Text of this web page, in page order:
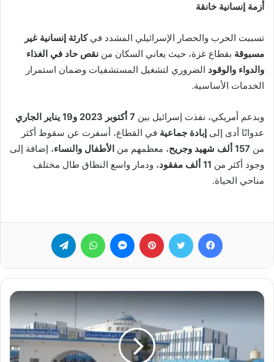
أزمة إنسانية خانقة
تسببت الحرب والحصار الإسرائيلي المشدد فيكارثة إنسانية غير
مسبوقة بقطاع غزة، حيث يعاني السكان من نقص حاد في الغذاء
والدواء والوقود الضروري لتشغيل المستشفيات وضمان استمرار
الخدمات الأساسية.
وبدعم أمريكي، نفذت إسرائيل بين 7 أكتوبر 2023 و19 يناير الجاري
عدوانًا أدى إلى إبادة جماعية في القطاع، أسفرت عن سقوط أكثر
من 157 ألف شهيد وجريح ، معظمهم من الأطفال والنساء، إضافة إلى
وجود أكثر من 11 ألف مفقود
، ودمار واسع النطاق طال مختلف
مناحي الحياة.
فيسبوك تويتر بينتيريست ماسنجر واتساب